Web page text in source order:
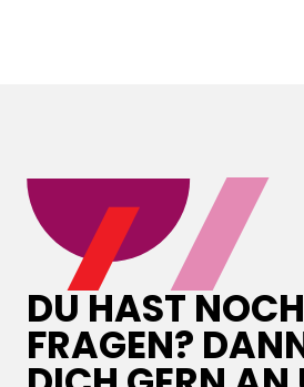
DU HAST NOCH
FRAGEN?